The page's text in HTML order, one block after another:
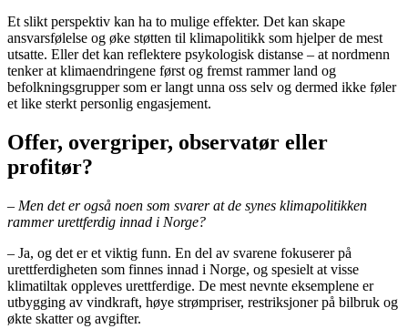
Et slikt perspektiv kan ha to mulige effekter. Det kan skape
ansvarsfølelse og øke støtten til klimapolitikk som hjelper de mest
utsatte. Eller det kan reflektere psykologisk distanse – at nordmenn
tenker at klimaendringene først og fremst rammer land og
befolkningsgrupper som er langt unna oss selv og dermed ikke føler
et like sterkt personlig engasjement.
Offer, overgriper, observatør eller
profitør?
– Men det er også noen som svarer at de synes klimapolitikken
rammer urettferdig innad i Norge?
– Ja, og det er et viktig funn. En del av svarene fokuserer på
urettferdigheten som finnes innad i Norge, og spesielt at visse
klimatiltak oppleves urettferdige. De mest nevnte eksemplene er
utbygging av vindkraft, høye strømpriser, restriksjoner på bilbruk og
økte skatter og avgifter.